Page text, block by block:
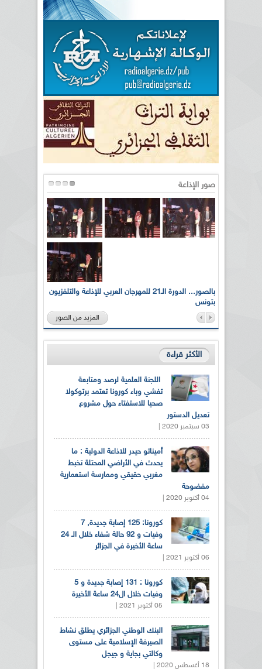
صور الإذاعة
بالصور... الدورة الـ21 للمهرجان العربي للإذاعة والتلفزيون
بتونس
المزيد من الصور
الأكثر قراءة
اللجنة العلمية لرصد ومتابعة
تفشي وباء كورونا تعتمد برتوكولا
صحيا للاستفتاء حول مشروع
تعديل الدستور
03 سبتمبر 2020 |
أميناتو حيدر للاذاعة الدولية : ما
يحدث في الأراضي المحتلة تخبط
مغربي حقيقي وممارسة استعمارية
مفضوحة
04 أكتوبر 2020 |
كورونا: 125 إصابة جديدة, 7
وفيات و 92 حالة شفاء خلال الـ 24
ساعة الأخيرة في الجزائر
06 أكتوبر 2021 |
كورونا : 131 إصابة جديدة و 5
وفيات خلال ال24 ساعة الأخيرة
05 أكتوبر 2021 |
البنك الوطني الجزائري يطلق نشاط
الصيرفة الإسلامية على مستوى
وكالتي بجاية و جيجل
18 أغسطس 2020 |